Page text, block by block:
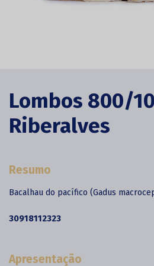
Lombos 800/
Riberalves
Resumo
Bacalhau do pacífico (Gadus
30918112323
Apresentação